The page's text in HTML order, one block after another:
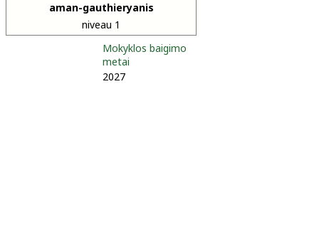
aman-gauthieryanis
niveau 1
Mokyklos baigimo
metai
2027